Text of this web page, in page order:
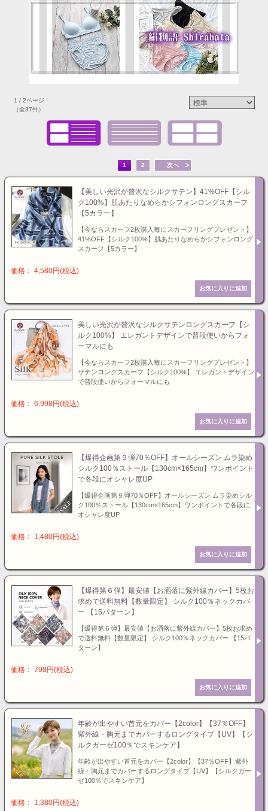
1 / 2ページ
（全37件）
1 2 次へ
【美しい光沢が贅沢なシルクサテン】41%OFF【シル
ク100%】肌あたりなめらかシフォンロングスカーフ
【5カラー】
【今ならスカーフ2枚購入毎にスカーフリングプレゼント】
41%OFF【シルク100%】肌あたりなめらかシフォンロング
スカーフ【5カラー】
価格： 4,580円(税込)
美しい光沢が贅沢なシルクサテンロングスカーフ【シ
ルク100%】 エレガントデザインで普段使いからフォ
ーマルにも
【今ならスカーフ2枚購入毎にスカーフリングプレゼント】
サテンロングスカーフ【シルク100%】 エレガントデザイン
で普段使いからフォーマルにも
価格： 6,998円(税込)
【爆得企画第９弾70％OFF】オールシーズン ムラ染め
シルク100％ストール【130cm×165cm】ワンポイント
で各段にオシャレ度UP
【爆得企画第９弾70％OFF】オールシーズン ムラ染めシル
ク100％ストール【130cm×165cm】ワンポイントで各段に
オシャレ度UP
価格： 1,480円(税込)
【爆得第６弾】最安値【お洒落に紫外線カバー】5枚お
求めで送料無料【数量限定】 シルク100％ネックカバ
ー 【15パターン】
【爆得第６弾】最安値【お洒落に紫外線カバー】5枚お求め
で送料無料【数量限定】 シルク100％ネックカバー 【15パ
ターン】
価格： 798円(税込)
年齢が出やすい首元をカバー【2color】【37％OFF】
紫外線・胸元までカバーするロングタイプ【UV】【シ
ルクガーゼ100％でスキンケア】
年齢が出やすい首元をカバー【2color】【37％OFF】紫外
線・胸元までカバーするロングタイプ【UV】【シルクガー
ゼ100％でスキンケア】
価格： 1,380円(税込)